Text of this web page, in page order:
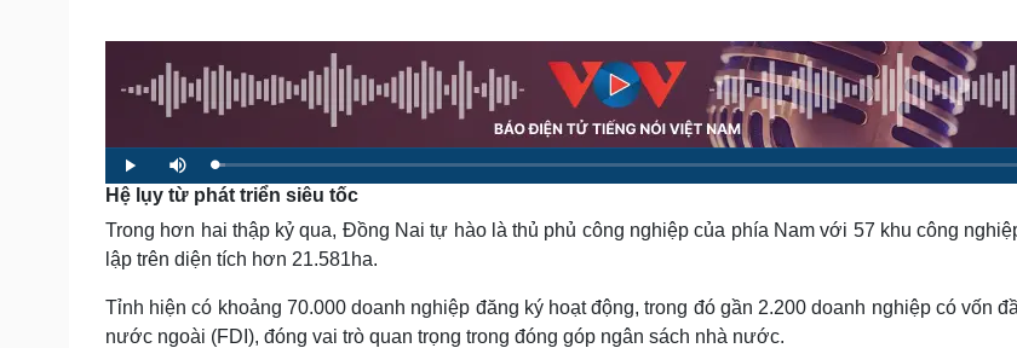
Sức khỏe
Dinh dưỡng - món ngon
Cây thuốc
Sản phụ khoa
Nhi khoa
Nam khoa
Làm đẹp - giảm cân
Phòng mạch online
Ăn sạch sống khỏe
Đời sống
Nhà đẹp
Tình yêu - Gia đình
Văn hóa
Sân khấu - Điện ảnh
Văn học
Âm nhạc
Di sản
Giải trí
Nghệ sĩ
Thời trang
Sao Việt
Cải chính
P
l
a
M
u
t
L
o
a
d
d
1
.
%
Hệ lụy từ phát triển siêu tốc
Trong hơn hai thập kỷ qua, Đồng Nai tự hào là thủ phủ công nghiệp của phía Nam với 57 khu công
lập trên diện tích hơn 21.581ha.
Tỉnh hiện có khoảng 70.000 doanh nghiệp đăng ký hoạt động, trong đó gần 2.200 doanh nghiệp có vốn
nước ngoài (FDI), đóng vai trò quan trọng trong đóng góp ngân sách nhà nước.